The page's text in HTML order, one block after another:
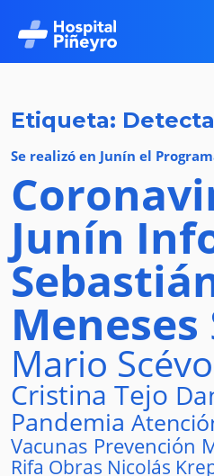
Etiqueta:
Se realizó en Junín el
Junín
Meneses
Mario
Cristina Tejo
Pandemia
Vacunas Prevención
Rifa Obras Nicolás